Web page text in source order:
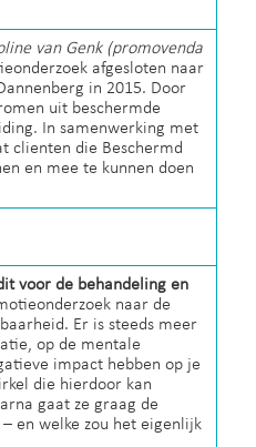
van Genk (promovenda
afgesloten naar
in 2015. Door
uit beschermde
In samenwerking met
clienten die Beschermd
en mee te kunnen doen
voor de behandeling en
naar de
Er is steeds meer
op de mentale
impact hebben op je
die hierdoor kan
gaat ze graag de
en welke zou het eigenlijk